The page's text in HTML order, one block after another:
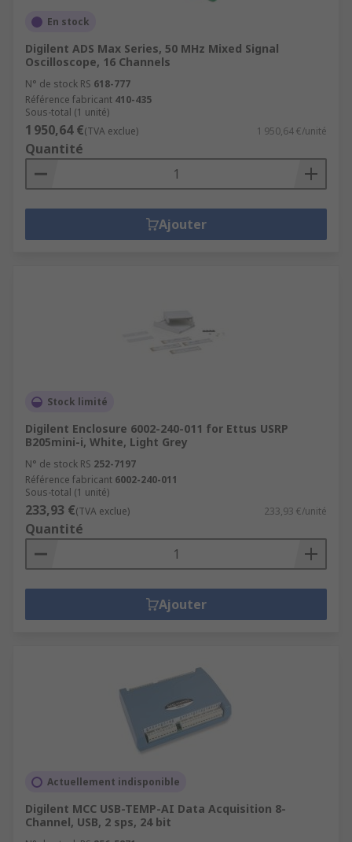
En stock
Digilent ADS Max Series, 50 MHz Mixed Signal
Oscilloscope, 16 Channels
N° de stock RS 618-777
Référence fabricant 410-435
Sous-total (1 unité)
1 950,64 €(TVA exclue) 1 950,64 €/unité
Quantité
Ajouter
Stock limité
Digilent Enclosure 6002-240-011 for Ettus USRP
B205mini-i, White, Light Grey
N° de stock RS 252-7197
Référence fabricant 6002-240-011
Sous-total (1 unité)
233,93 €(TVA exclue) 233,93 €/unité
Quantité
Ajouter
Actuellement indisponible
Digilent MCC USB-TEMP-AI Data Acquisition 8-
Channel, USB, 2 sps, 24 bit